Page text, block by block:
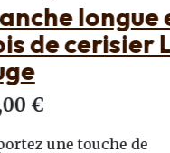
longue en
de cerisier La
€
une touche de